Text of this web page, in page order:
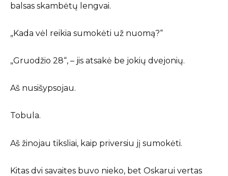
balsas skambėtų lengvai.
„Kada vėl reikia sumokėti už nuomą?“
„Gruodžio 28“, – jis atsakė be jokių dvejonių.
Aš nusišypsojau.
Tobula.
Aš žinojau tiksliai, kaip priversiu jį sumokėti.
Kitas dvi savaites buvo nieko, bet Oskarui vertas